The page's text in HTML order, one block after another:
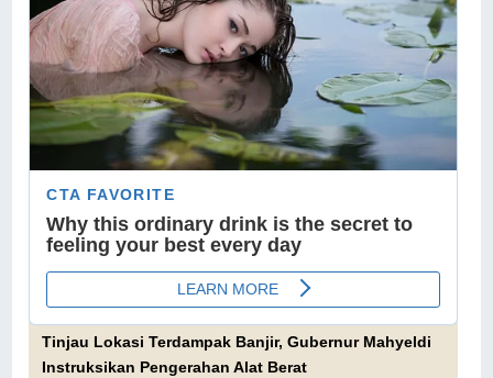
Tinjau Lokasi Terdampak Banjir, Gubernur Mahyeldi
Instruksikan Pengerahan Alat Berat